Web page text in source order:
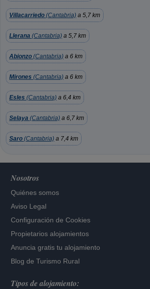
Villacarriedo (Cantabria) a 5,7 km
Llerana (Cantabria) a 5,7 km
Abionzo (Cantabria) a 6 km
Mirones (Cantabria) a 6 km
Esles (Cantabria) a 6,4 km
Selaya (Cantabria) a 6,7 km
Saro (Cantabria) a 7,4 km
Nosotros
Quiénes somos
Aviso Legal
Configuración de Cookies
Propietarios alojamientos
Anuncia gratis tu alojamiento
Blog de Turismo Rural
Tipos de alojamiento: